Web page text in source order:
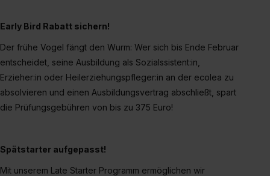
II). Du kannst die von dir erteilte Einwilligung jederzeit mit
Wirkung für die Zukunft ganz oder teilweise über unsere
Datenschutzerklärung unter dem Punkt „Datenschutz-
Einstellungen“ widerrufen. Weitere Informationen zu den
einzelnen Cookies findest du durch Klick auf „Details
zeigen“. Weitere Informationen:Datenschutzerklärung
Early Bird Rabatt sichern!
Der frühe Vogel fängt den Wurm: Wer sich bis Ende Februar
entscheidet, seine Ausbildung als Sozialssistent:in,
Erzieher:in oder Heilerziehungspfleger:in an der ecolea zu
absolvieren und einen Ausbildungsvertrag abschließt, spart
die Prüfungsgebühren von bis zu 375 Euro!
Spätstarter aufgepasst!
Mit unserem Late Starter Programm ermöglichen wir